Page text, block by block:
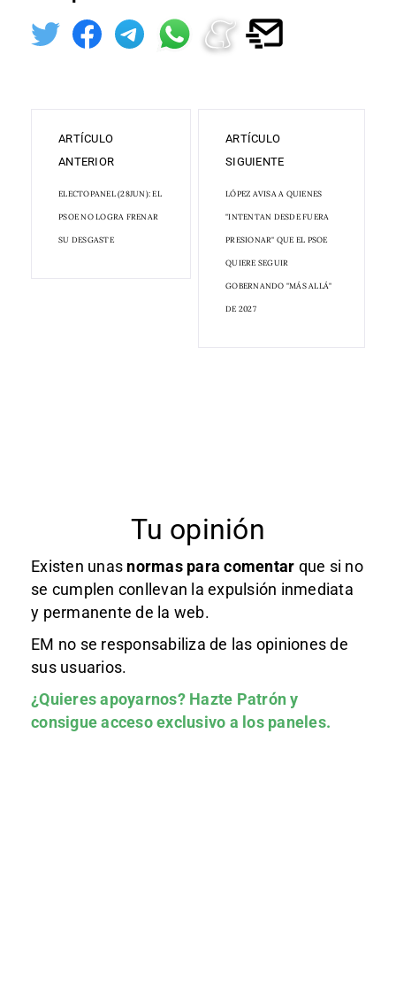
ARTÍCULO
ANTERIOR
ELECTOPANEL (28JUN): EL
PSOE NO LOGRA FRENAR
SU DESGASTE
ARTÍCULO
SIGUIENTE
LÓPEZ AVISA A QUIENES
"INTENTAN DESDE FUERA
PRESIONAR" QUE EL PSOE
QUIERE SEGUIR
GOBERNANDO "MÁS ALLÁ"
DE 2027
Tu opinión
Existen unas normas para comentar que si no
se cumplen conllevan la expulsión inmediata
y permanente de la web.
EM no se responsabiliza de las opiniones de
sus usuarios.
¿Quieres apoyarnos? Hazte Patróny
consigue acceso exclusivo a los paneles.